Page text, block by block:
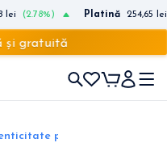
lei (2.78%) Platină 254,65 lei
gratuită
pentru monedele de